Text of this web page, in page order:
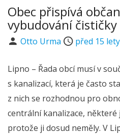
Obec přispívá
vybudování čističky
Otto Urma před 15 lety
Lipno – Řada obcí musí v
s kanalizací, která je často
z nich se rozhodnou pro
centrální kanalizace,
protože ji dosud neměly. V